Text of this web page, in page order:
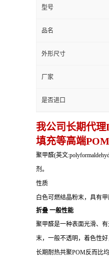
型号
品名
外形尺寸
厂家
是否进口
我公司长期代理
填充等高端
聚甲醛(英文
剂。
性质
白色可燃结晶粉末，具有
折叠 一般性能
聚甲醛是一种表面光滑、
末，一般不透明，着色性
长期耐热共聚POM反而比